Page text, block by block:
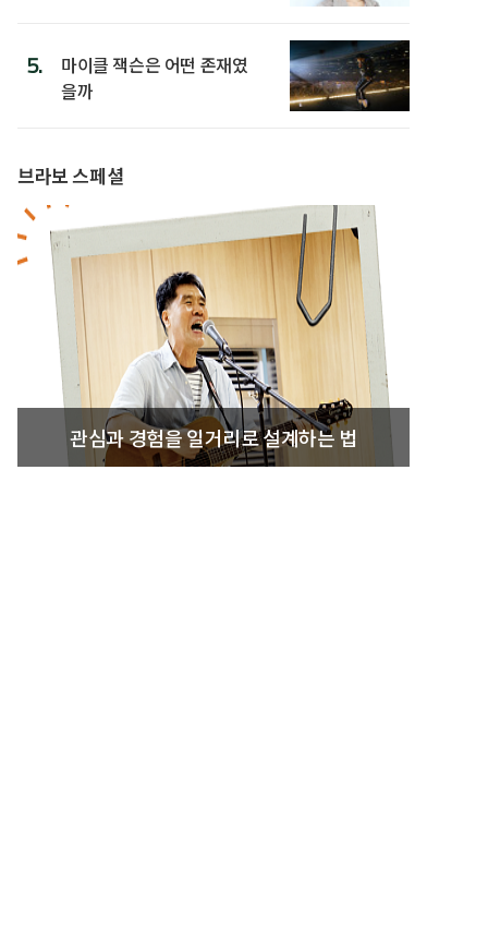
5.
마이클 잭슨은 어떤 존재였
을까
브라보 스페셜
관심과 경험을 일거리로 설계하는 법